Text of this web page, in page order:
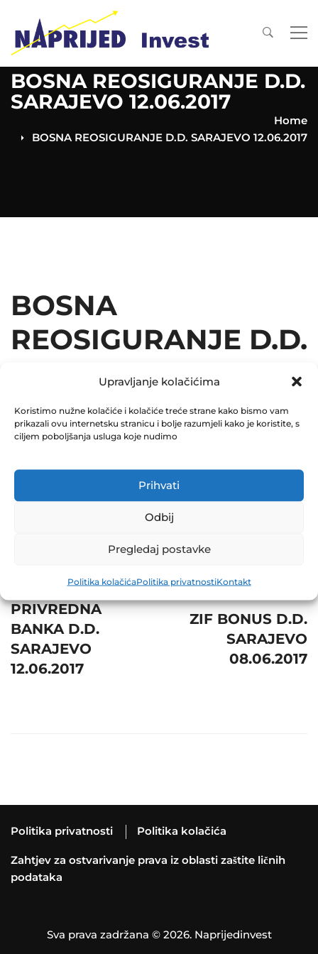
Upravljanje kolačićima
Koristimo nužne kolačiće i kolačiće treće strane kako bismo vam
prikazali ovu internetsku stranicu i bolje razumjeli kako je koristite, s
ciljem poboljšanja usluga koje nudimo
Prihvati
Odbij
Pregledaj postavke
Politika kolačićaPolitika privatnostiKontakt
BOSNA REOSIGURANJE D.D.
SARAJEVO 12.06.2017
Home
BOSNA REOSIGURANJE D.D. SARAJEVO 12.06.2017
BOSNA
REOSIGURANJE D.D.
SARAJEVO
12.06.2017
December 31, 2017
navigation
PRIVREDNA
BANKA D.D.
SARAJEVO
12.06.2017
ZIF BONUS D.D.
SARAJEVO
08.06.2017
Politika privatnosti Politika kolačića
Zahtjev za ostvarivanje prava iz oblasti zaštite ličnih
podataka
Sva prava zadržana © 2026. Naprijedinvest